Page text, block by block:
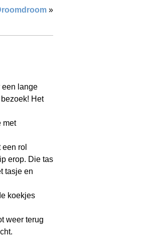
»
een lange
Het
met
rol
erop. Die tas
tasje en
koekjes
weer terug